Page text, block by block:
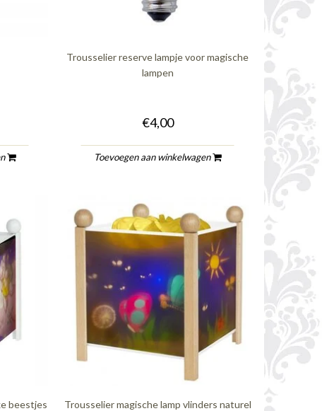
Trousselier reserve lampje voor magische
lampen
€4,00
Toevoegen aan winkelwagen
beestjes
Trousselier magische lamp vlinders naturel